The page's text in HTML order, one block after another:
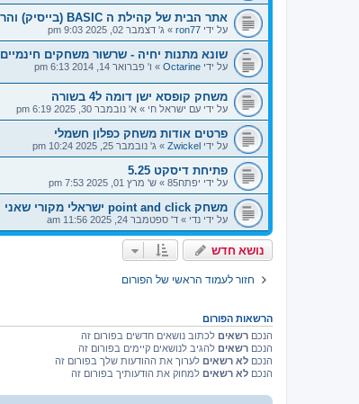
אתר הבית של קהילת ה BASIC (בייסיק) והרטרו של ישראל
על ידי ron77
» ג' דצמבר 02, 2025 9:03 pm
שונא מתנות יחיה - שרשור משחקים חינמיים
על ידי Octarine
» ו' פברואר 14, 2014 6:13 pm
משחק קופסא ישן דומה ל4 בשורה
על ידי עם ישראל חי » א' נובמבר 30, 2025 6:19 pm
פרטים אודות משחק כפלון חשמלי
על ידי Zwickel
» ג' נובמבר 25, 2025 10:24 pm
פתיחת דיסקט 5.25
על ידי יפתח85 » ש' מרץ 01, 2025 7:53 pm
משחק point and click ישראלי מקורי שאני יוצר
על ידי נדי » ד' ספטמבר 24, 2025 11:56 am
נושא חדש
חזור לעמוד הראשי של הפורום
הרשאות הפורום
הנכם רשאים לכתוב נושאים חדשים בפורום זה
הנכם רשאים להגיב לנושאים קיימים בפורום זה
הנכם לא רשאים לערוך את ההודעות שלך בפורום זה
הנכם לא רשאים למחוק את הודעותיך בפורום זה